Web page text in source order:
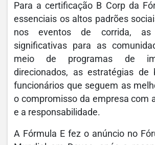
Para a certificação B Corp da
essenciais os altos padrões
nos eventos de corrida, as
significativas para as
meio de programas de
direcionados, as estratégias de
funcionários que seguem as
o compromisso da empresa com
e a responsabilidade.
A Fórmula E fez o anúncio no